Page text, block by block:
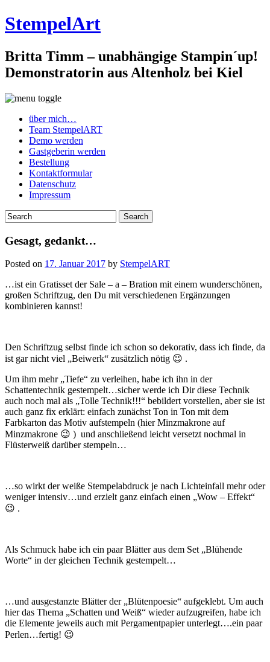
StempelArt
Britta Timm – unabhängige Stampin´up!
Demonstratorin aus Altenholz bei Kiel
über mich…
Team StempelART
Demo werden
Gastgeberin werden
Bestellung
Kontaktformular
Datenschutz
Impressum
Gesagt, gedankt…
Posted on 17. Januar 2017 by StempelART
…ist ein Gratisset der Sale – a – Bration mit einem wunderschönen,
großen Schriftzug, den Du mit verschiedenen Ergänzungen
kombinieren kannst!
Den Schriftzug selbst finde ich schon so dekorativ, dass ich finde, da
ist gar nicht viel „Beiwerk“ zusätzlich nötig 😉 .
Um ihm mehr „Tiefe“ zu verleihen, habe ich ihn in der
Schattentechnik gestempelt…sicher werde ich Dir diese Technik
auch noch mal als „Tolle Technik!!!“ bebildert vorstellen, aber sie ist
auch ganz fix erklärt: einfach zunächst Ton in Ton mit dem
Farbkarton das Motiv aufstempeln (hier Minzmakrone auf
Minzmakrone 😉 ) und anschließend leicht versetzt nochmal in
Flüsterweiß darüber stempeln…
…so wirkt der weiße Stempelabdruck je nach Lichteinfall mehr oder
weniger intensiv…und erzielt ganz einfach einen „Wow – Effekt“
😉 .
Als Schmuck habe ich ein paar Blätter aus dem Set „Blühende
Worte“ in der gleichen Technik gestempelt…
…und ausgestanzte Blätter der „Blütenpoesie“ aufgeklebt. Um auch
hier das Thema „Schatten und Weiß“ wieder aufzugreifen, habe ich
die Elemente jeweils auch mit Pergamentpapier unterlegt….ein paar
Perlen…fertig! 😉